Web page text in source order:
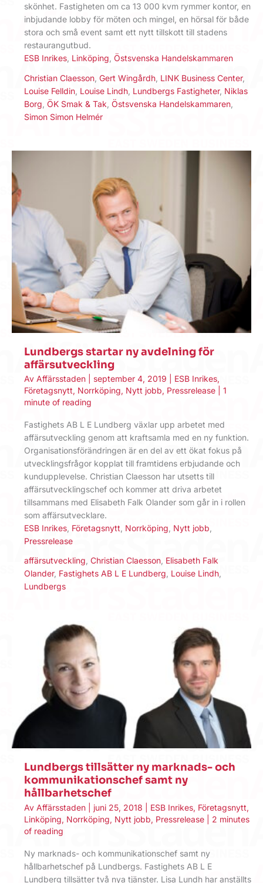
skönhet. Fastigheten om ca 13 000 kvm rymmer kontor, en
inbjudande lobby för möten och mingel, en hörsal för både
stora och små event samt ett nytt tillskott till stadens
restaurangutbud.
ESB Inrikes Linköping Östsvenska Handelskammaren
Christian Claesson Gert Wingårdh LINK Business Center,
Louise Felldin Louise Lindh Lundbergs Fastigheter, Niklas
Borg ÖK Smak & Tak Östsvenska Handelskammaren
Simon Simon Helmér
Lundbergs startar ny avdelning för
affärsutveckling
Av Affärsstaden september 4, 2019 ESB Inrikes,
Företagsnytt, Norrköping, Nytt jobb, Pressrelease
1
minute of reading
Fastighets AB L E Lundberg växlar upp arbetet med
affärsutveckling genom att kraftsamla med en ny funktion.
Organisationsförändringen är en del av ett ökat fokus på
utvecklingsfrågor kopplat till framtidens erbjudande och
kundupplevelse. Christian Claesson har utsetts till
affärsutvecklingschef och kommer att driva arbetet
tillsammans med Elisabeth Falk Olander som går in i rollen
som affärsutvecklare.
ESB Inrikes Företagsnytt Norrköping Nytt jobb
Pressrelease
affärsutveckling Christian Claesson Elisabeth Falk
Olander, Fastighets AB L E Lundberg Louise Lindh
Lundbergs
Lundbergs tillsätter ny marknads- och
kommunikationschef samt ny
hållbarhetschef
Av Affärsstaden juni 25, 2018 ESB Inrikes, Företagsnytt,
Linköping, Norrköping, Nytt jobb, Pressrelease
2 minutes
of reading
Ny marknads- och kommunikationschef samt ny
hållbarhetschef på Lundbergs. Fastighets AB L E
Lundberg tillsätter två nya tjänster. Lisa Lundh har anställts